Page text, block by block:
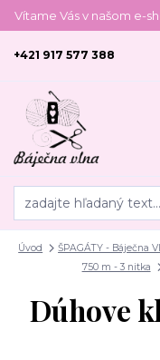
Vítame Vás v našom e-
+421 917 577 388
Úvod ŠPAGÁTY - Báječna
750 m - 3 nitka
Dúhove